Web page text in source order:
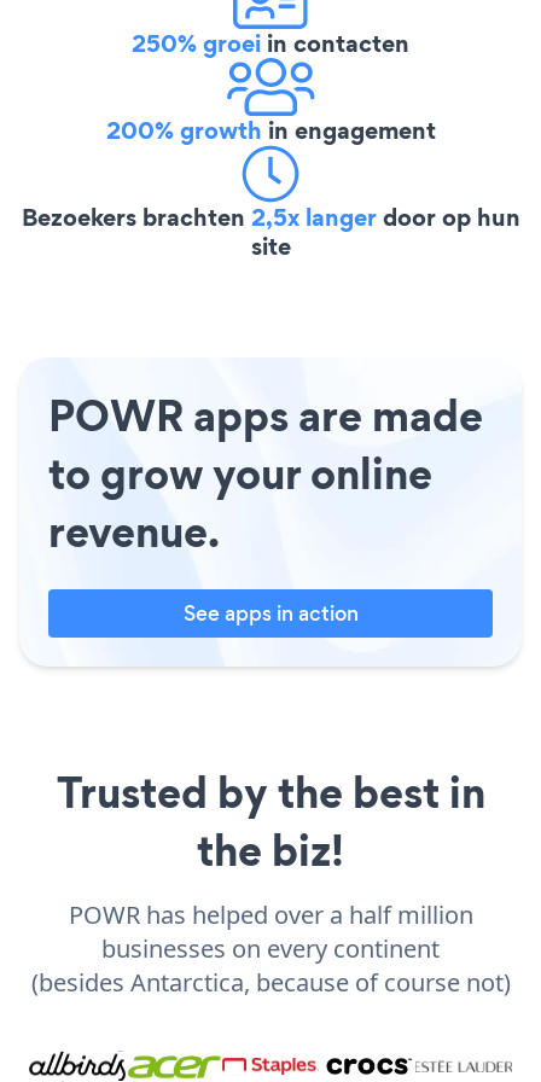
250% groei in contacten
200% growth in engagement
Bezoekers brachten 2,5x langerdoor op hun
site
POWR apps are made
to grow your online
revenue.
See apps in action
Trusted by the best in
the biz!
POWR has helped over a half million
businesses on every continent
(besides Antarctica, because of course not)